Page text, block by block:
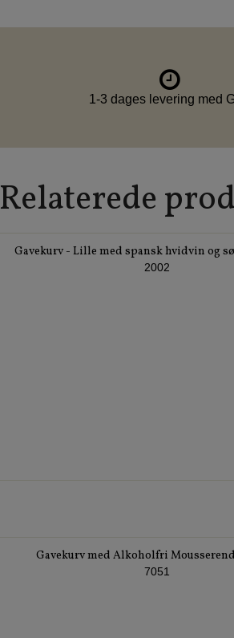
1-3 dages levering med
Relaterede
Gavekurv - Lille med spansk hvidvin og
2002
Gavekurv med Alkoholfri
7051